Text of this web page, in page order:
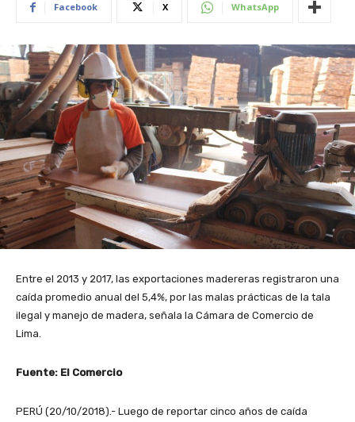
Facebook X WhatsApp
Entre el 2013 y 2017, las exportaciones madereras registraron una
caída promedio anual del 5,4%, por las malas prácticas de la tala
ilegal y manejo de madera, señala la Cámara de Comercio de
Lima.
Fuente: El Comercio
PERÚ (20/10/2018).- Luego de reportar cinco años de caída